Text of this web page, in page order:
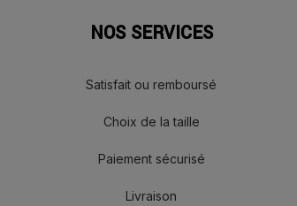
NOS SERVICES
Satisfait ou remboursé
Choix de la taille
Paiement sécurisé
Livraison